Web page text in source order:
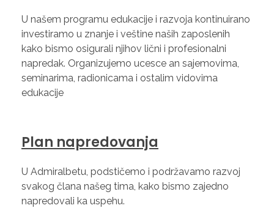
U našem programu edukacije i razvoja kontinuirano
investiramo u znanje i veštine naših zaposlenih
kako bismo osigurali njihov lični i profesionalni
napredak. Organizujemo ucesce an sajemovima,
seminarima, radionicama i ostalim vidovima
edukacije
Plan napredovanja
U Admiralbetu, podstičemo i podržavamo razvoj
svakog člana našeg tima, kako bismo zajedno
napredovali ka uspehu.